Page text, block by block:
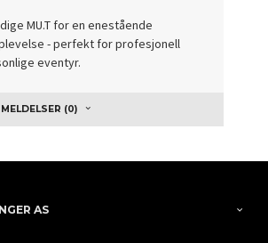
MU.T for en enestående
- perfekt for profesjonell
eventyr.
(0)
AS